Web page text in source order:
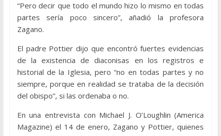
“Pero decir que todo el mundo hizo lo mismo en todas
partes sería poco sincero”, añadió la profesora
Zagano.
El padre Pottier dijo que encontró fuertes evidencias
de la existencia de diaconisas en los registros e
historial de la Iglesia, pero “no en todas partes y no
siempre, porque en realidad se trataba de la decisión
del obispo”, si las ordenaba o no.
En una entrevista con Michael J. O’Loughlin (America
Magazine) el 14 de enero, Zagano y Pottier, quienes